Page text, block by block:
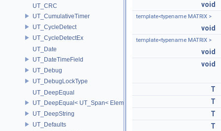
UT_CRC
UT_CumulativeTimer
UT_CycleDetect
UT_CycleDetectEx
UT_Date
UT_DateTimeField
UT_Debug
UT_DebugLockType
UT_DeepEqual
UT_DeepEqual< UT_Span< ElementType, ExtentL >, UT_Span<
UT_DeepString
UT_Defaults
void
template<typename MATRIX >
void
template<typename MATRIX >
void
void
T
T
T
T